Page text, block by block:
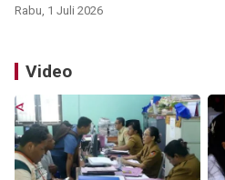
Rabu, 1 Juli 2026
Video